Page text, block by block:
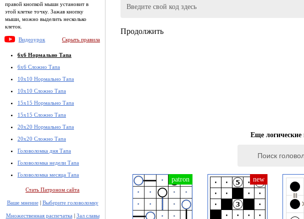
правой кнопкой мыши установит в
этой клетке точку. Зажав кнопку
мыши, можно выделить несколько
клеток.
Видеоурок Скрыть правила
6x6 Нормально Тапа
6x6 Сложно Тапа
10x10 Нормально Тапа
10x10 Сложно Тапа
15x15 Нормально Тапа
15x15 Сложно Тапа
20x20 Нормально Тапа
20x20 Сложно Тапа
Головоломка дня Тапа
Головоломка недели Тапа
Головоломка месяца Тапа
Стать Патроном сайта
Ваше мнение| Выберите головоломку
Множественная распечатка | Зал славы
Введите свой код здесь
Продолжить
Еще логические